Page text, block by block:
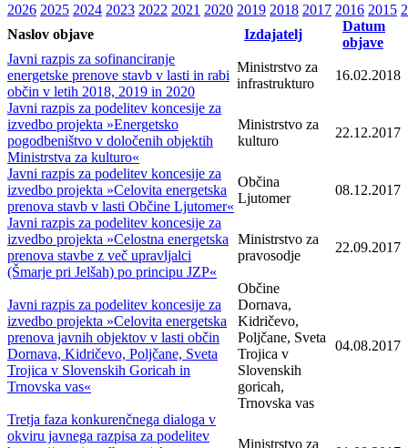
2026 2025 2024 2023 2022 2021 2020 2019 2018 2017 2016 2015
Naslov objave
Izdajatelj
Datum
objave
Javni razpis za sofinanciranje
energetske prenove stavb v lasti in rabi
občin v letih 2018, 2019 in 2020
Ministrstvo za
infrastrukturo
16.02.2018
Javni razpis za podelitev koncesije za
izvedbo projekta »Energetsko
pogodbeništvo v določenih objektih
Ministrstva za kulturo«
Ministrstvo za
kulturo
22.12.2017
Javni razpis za podelitev koncesije za
izvedbo projekta »Celovita energetska
prenova stavb v lasti Občine Ljutomer«
Občina
Ljutomer
08.12.2017
Javni razpis za podelitev koncesije za
izvedbo projekta »Celostna energetska
prenova stavbe z več upravljalci
(Šmarje pri Jelšah) po principu JZP«
Ministrstvo za
pravosodje
22.09.2017
Javni razpis za podelitev koncesije za
izvedbo projekta »Celovita energetska
prenova javnih objektov v lasti občin
Dornava, Kidričevo, Poljčane, Sveta
Trojica v Slovenskih Goricah in
Trnovska vas«
Občine
Dornava,
Kidričevo,
Poljčane, Sveta
Trojica v
Slovenskih
goricah,
Trnovska vas
04.08.2017
Tretja faza konkurenčnega dialoga v
okviru javnega razpisa za podelitev
Ministrstvo za